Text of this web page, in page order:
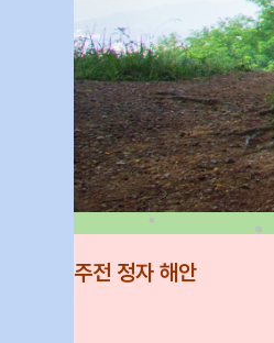
주전 정자 해안